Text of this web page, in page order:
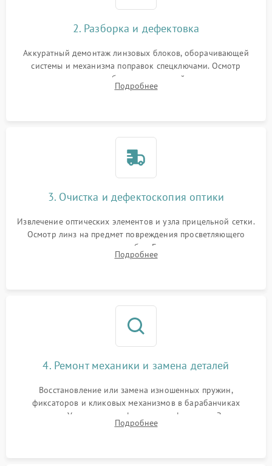
2. Разборка и дефектовка
Аккуратный демонтаж линзовых блоков, оборачивающей
системы и механизма поправок спецключами. Осмотр
внутренних резьбовых соединений, пружин и
уплотнительных колец. Поиск причин люфта, смещения
Подробнее
3. Очистка и дефектоскопия оптики
Извлечение оптических элементов и узла прицельной сетки.
Осмотр линз на предмет повреждения просветляющего
покрытия или появления грибка. Бережная очистка стекол
спецрастворами. Проверка целостности гравированной
Подробнее
4. Ремонт механики и замена деталей
Восстановление или замена изношенных пружин,
фиксаторов и кликовых механизмов в барабанчиках
поправок. Устранение люфтов в трансфокаторе. Замена
поврежденных линз, разбитой сетки или восстановление
Подробнее